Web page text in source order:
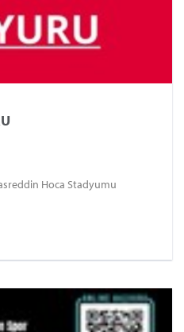
Hoca Stadyumu